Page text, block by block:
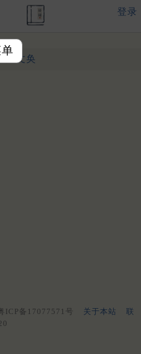
登录
姚文奂
ICP备17077571号 关于本站
联